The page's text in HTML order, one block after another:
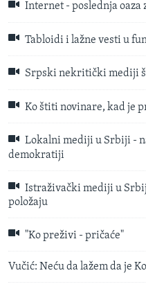
Internet - poslednja
Tabloidi i lažne vesti u
Srpski nekritički mediji
Ko štiti novinare, kad je
Lokalni mediji u Srbiji -
demokratiji
Istraživački mediji u
položaju
"Ko preživi - pričaće"
Vučić: Neću da lažem da je